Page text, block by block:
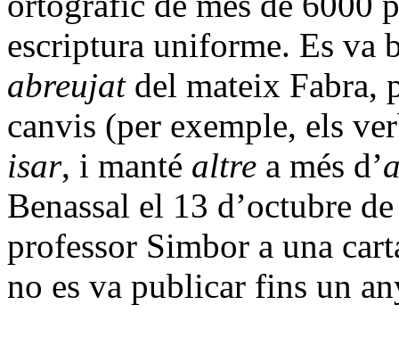
escriptura uniforme. Es va
abreujatdel mateix Fabra,
canvis (per exemple, els
isar, i manté altre a més d’
Benassal el 13 d’octubre
professor Simbor a una
no es va publicar fins un